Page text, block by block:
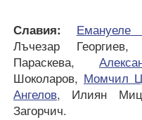
Славия:
Лъчезар Георгиев,
Параскева,
Шоколаров, Момчил
Ангелов, Илиян
Загорчич.